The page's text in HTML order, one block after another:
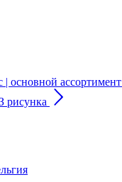
основной ассортимент
рисунка